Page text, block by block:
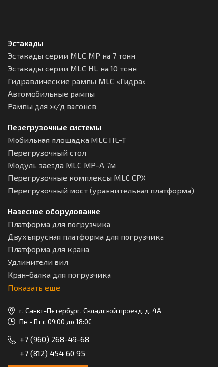
Эстакады
Эстакады серии MLC МР на 7 тонн
Эстакады серии MLC HL на 10 тонн
Гидравлические рампы MLC «Гидра»
Автомобильные рампы
Рампы для ж/д вагонов
Навесное оборудование
Платформа для погрузчика
Двухъярусная платформа для погрузчика
Платформа для крана
Удлинители вил
Кран-балка для погрузчика
Показать еще
Перегрузочные системы
Мобильная площадка MLC HL-T
Перегрузочный стол
Модуль заезда MLC МР-А 7м
Перегрузочные комплексы MLC CPX
Перегрузочный мост (уравнительная платформа)
г. Санкт-Петербург, Складской проезд, д. 4А
Пн - Пт с 09:00 до 18:00
+7 (960) 268-49-68
+7 (812) 454 60 95